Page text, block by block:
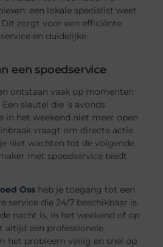
een lokale specialist weet
zorgt voor een efficiënte
en duidelijke
een spoedservice
ontstaan vaak op momenten
sleutel die ’s avonds
in het weekend niet meer open
vraagt om directe actie.
niet wachten tot de volgende
met spoedservice biedt
Oss heb je toegang tot een
service die 24/7 beschikbaar is.
nacht is, in het weekend of op
altijd een professionele
het probleem veilig en snel op